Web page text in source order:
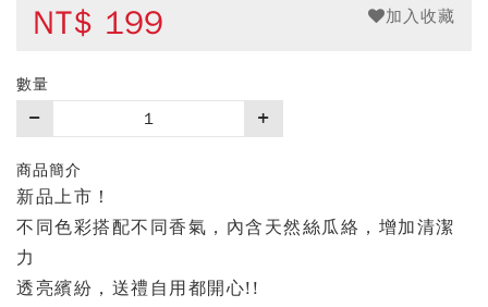
NT$ 199 加入收藏
數量
買
數
量
商品簡介
新品上市！
不同色彩搭配不同香氣，內含天然絲瓜絡，增加清潔
力
透亮繽紛，送禮自用都開心!!